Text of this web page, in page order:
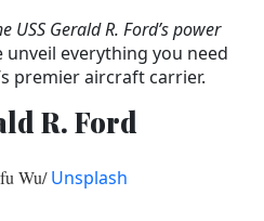
világban a GovCon
és elemzéseket nyújt a
állami technológiákat és a
Exec értékes forrás
tisztviselőknek, akik
lenni a GovCon területét
USS Gerald R. Ford’s power
unveil everything you need
premier aircraft carrier.
R. Ford
Wu/Unsplash